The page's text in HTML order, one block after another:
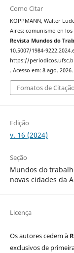
Como Citar
KOPPMANN, Walter
Aires: comunismo en
Revista Mundos do
10.5007/1984-
https://
. Acesso em: 8 ago. 2026.
Fomatos de Citação
Edição
v. 16 (2024)
Seção
Mundos do
novas cidades da
Licença
Os autores cedem à
exclusivos de